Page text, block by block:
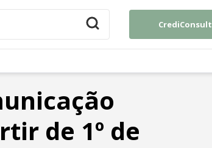
CrediConsult
de 1º de